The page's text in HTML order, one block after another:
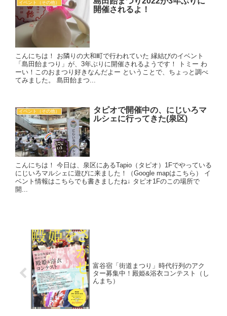
イベント（その他）
開催されるよ！
こんにちは！ お隣りの大和町で行われていた 縁結びのイベント
「島田飴まつり」が、3年ぶりに開催されるようです！ トミー わ
ーい！このおまつり好きなんだよー ということで、ちょっと調べ
てみました。 島田飴まつ...
イベント（その他）
タピオで開催中の、にじいろマ
ルシェに行ってきた(泉区)
こんにちは！ 今日は、泉区にあるTapio（タピオ）1Fでやっている
にじいろマルシェに遊びに来ました！（Google mapはこちら） イ
ベント情報はこちらでも書きましたね↓ タピオ1Fのこの場所で
開...
富谷宿「街道まつり」時代行列のアク
ター募集中！殿姫&浴衣コンテスト（し
んまち）